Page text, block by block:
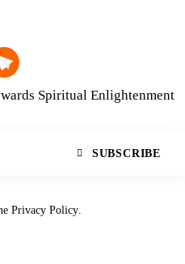
Spiritual Enlightenment
SUBSCRIBE
Privacy Policy.